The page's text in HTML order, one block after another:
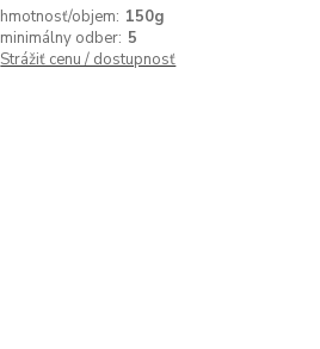
hmotnosť/objem: 150g
minimálny odber: 5
Strážiť cenu / dostupnosť